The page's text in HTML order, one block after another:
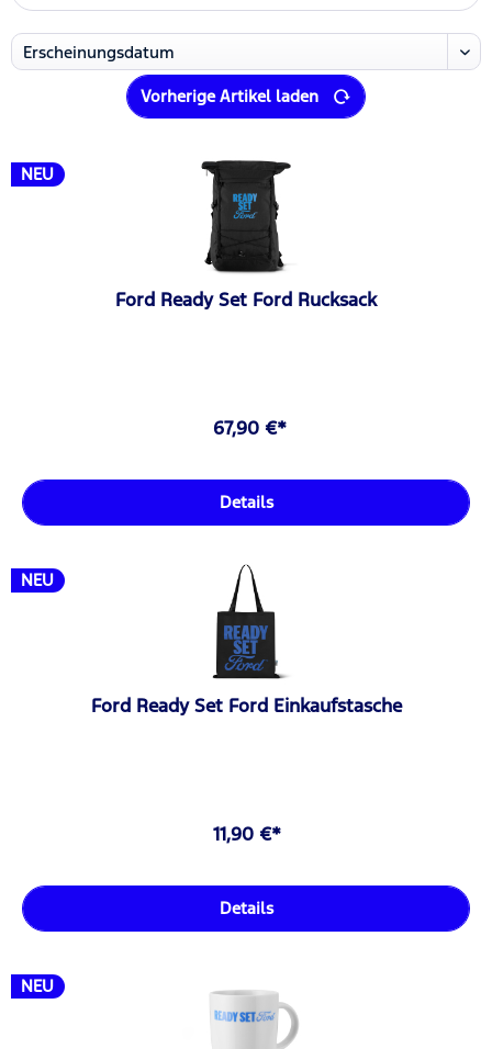
Vorherige Artikel laden
NEU
Ford Ready Set Ford Rucksack
67,90 €*
Details
NEU
Ford Ready Set Ford Einkaufstasche
11,90 €*
Details
NEU